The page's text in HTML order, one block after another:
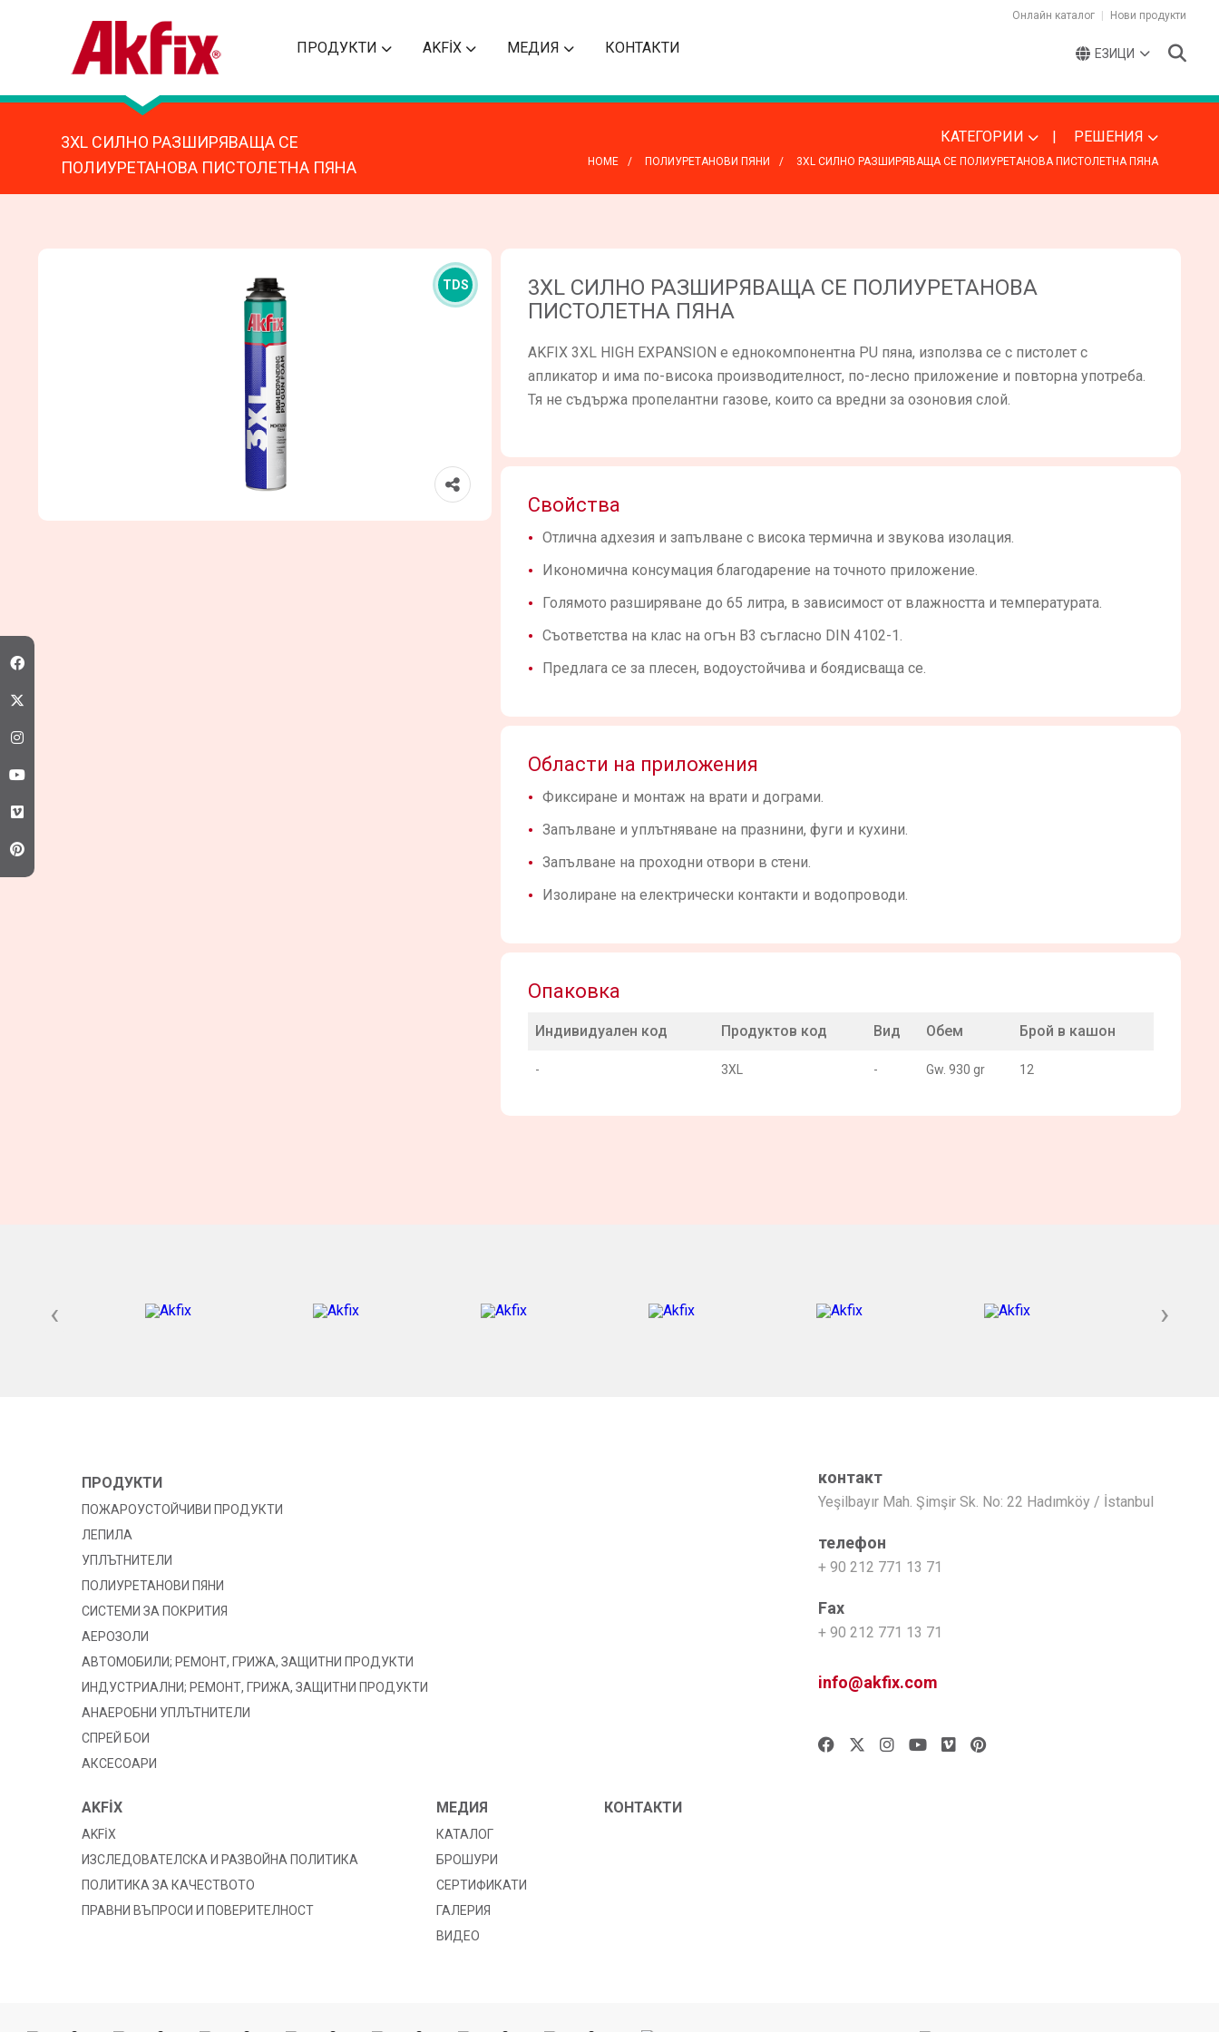
ПРОДУКТИ AKFİX МЕДИЯ КОНТАКТИ
Онлайн каталог Нови продукти
ЕЗИЦИ
3XL СИЛНО РАЗШИРЯВАЩА СЕ
ПОЛИУРЕТАНОВА ПИСТОЛЕТНА ПЯНА
КАТЕГОРИИ РЕШЕНИЯ
HOME ПОЛИУРЕТАНОВИ ПЯНИ 3XL СИЛНО РАЗШИРЯВАЩА СЕ ПОЛИУРЕТАНОВА ПИСТОЛЕТНА ПЯНА
TDS
3XL СИЛНО РАЗШИРЯВАЩА СЕ ПОЛИУРЕТАНОВА
ПИСТОЛЕТНА ПЯНА
AKFIX 3XL HIGH EXPANSION е еднокомпонентна PU пяна, използва се с пистолет с
апликатор и има по-висока производителност, по-лесно приложение и повторна употреба.
Тя не съдържа пропелантни газове, които са вредни за озоновия слой.
Свойства
Отлична адхезия и запълване с висока термична и звукова изолация.
Икономична консумация благодарение на точното приложение.
Голямото разширяване до 65 литра, в зависимост от влажността и температурата.
Съответства на клас на огън B3 съгласно DIN 4102-1.
Предлага се за плесен, водоустойчива и боядисваща се.
Области на приложения
Фиксиране и монтаж на врати и дограми.
Запълване и уплътняване на празнини, фуги и кухини.
Запълване на проходни отвори в стени.
Изолиране на електрически контакти и водопроводи.
Опаковка
Индивидуален код Продуктов код Вид Обем Брой в кашон
- 3XL - Gw. 930 gr 12
‹ ›
ПРОДУКТИ
ПОЖАРОУСТОЙЧИВИ ПРОДУКТИ
ЛЕПИЛА
УПЛЪТНИТЕЛИ
ПОЛИУРЕТАНОВИ ПЯНИ
СИСТЕМИ ЗА ПОКРИТИЯ
АЕРОЗОЛИ
АВТОМОБИЛИ; РЕМОНТ, ГРИЖА, ЗАЩИТНИ ПРОДУКТИ
ИНДУСТРИАЛНИ; РЕМОНТ, ГРИЖА, ЗАЩИТНИ ПРОДУКТИ
АНАЕРОБНИ УПЛЪТНИТЕЛИ
СПРЕЙ БОИ
АКСЕСОАРИ
AKFİX
AKFİX
ИЗСЛЕДОВАТЕЛСКА И РАЗВОЙНА ПОЛИТИКА
ПОЛИТИКА ЗА КАЧЕСТВОТО
ПРАВНИ ВЪПРОСИ И ПОВЕРИТЕЛНОСТ
МЕДИЯ
КАТАЛОГ
БРОШУРИ
СЕРТИФИКАТИ
ГАЛЕРИЯ
ВИДЕО
КОНТАКТИ
контакт
Yeşilbayır Mah. Şimşir Sk. No: 22 Hadımköy / İstanbul
телефон
+ 90 212 771 13 71
Fax
+ 90 212 771 13 71
info@akfix.com